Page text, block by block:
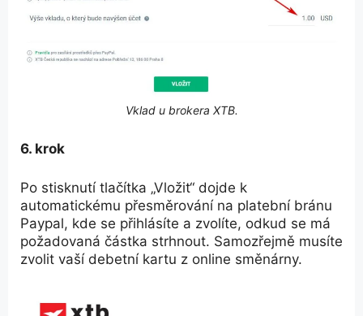
Vklad u brokera XTB.
6. krok
Po stisknutí tlačítka „Vložit“ dojde k
automatickému přesměrování na platební bránu
Paypal, kde se přihlásíte a zvolíte, odkud se má
požadovaná částka strhnout. Samozřejmě musíte
zvolit vaší debetní kartu z online směnárny.